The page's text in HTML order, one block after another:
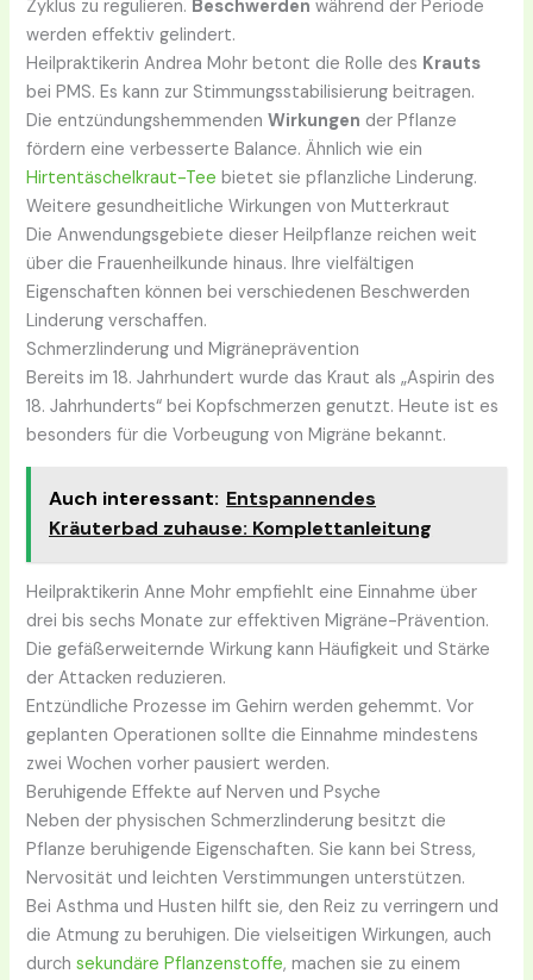
Zyklus zu regulieren. Beschwerden während der Periode
werden effektiv gelindert.
Heilpraktikerin Andrea Mohr betont die Rolle des Krauts
bei PMS. Es kann zur Stimmungsstabilisierung beitragen.
Die entzündungshemmendenWirkungen der Pflanze
fördern eine verbesserte Balance. Ähnlich wie ein
Hirtentäschelkraut-Tee bietet sie pflanzliche Linderung.
Weitere gesundheitliche Wirkungen von Mutterkraut
Die Anwendungsgebiete dieser Heilpflanze reichen weit
über die Frauenheilkunde hinaus. Ihre vielfältigen
Eigenschaften können bei verschiedenen Beschwerden
Linderung verschaffen.
Schmerzlinderung und Migräneprävention
Bereits im 18. Jahrhundert wurde das Kraut als „Aspirin des
18. Jahrhunderts“ bei Kopfschmerzen genutzt. Heute ist es
besonders für die Vorbeugung von Migräne bekannt.
Auch interessant: Entspannendes
Kräuterbad zuhause: Komplettanleitung
Heilpraktikerin Anne Mohr empfiehlt eine Einnahme über
drei bis sechs Monate zur effektiven Migräne-Prävention.
Die gefäßerweiternde Wirkung kann Häufigkeit und Stärke
der Attacken reduzieren.
Entzündliche Prozesse im Gehirn werden gehemmt. Vor
geplanten Operationen sollte die Einnahme mindestens
zwei Wochen vorher pausiert werden.
Beruhigende Effekte auf Nerven und Psyche
Neben der physischen Schmerzlinderung besitzt die
Pflanze beruhigende Eigenschaften. Sie kann bei Stress,
Nervosität und leichten Verstimmungen unterstützen.
Bei Asthma und Husten hilft sie, den Reiz zu verringern und
die Atmung zu beruhigen. Die vielseitigen Wirkungen, auch
durchsekundäre Pflanzenstoffe, machen sie zu einem